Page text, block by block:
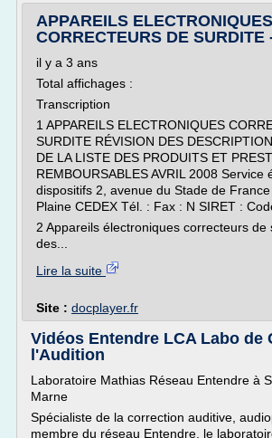
APPAREILS ELECTRONIQUES
CORRECTEURS DE SURDITE
il y a 3 ans
Total affichages :
Transcription
1 APPAREILS ELECTRONIQUES
SURDITE RÉVISION DES
DE LA LISTE DES PRODUITS ET
REMBOURSABLES AVRIL 2008 Service
dispositifs 2, avenue du Stade de
Plaine CEDEX Tél. : Fax : N SIRET :
2 Appareils électroniques correcteurs de
des...
Lire la suite
Site : docplayer.fr
Vidéos Entendre LCA Labo de
l'Audition
Laboratoire Mathias Réseau Entendre à
Marne
Spécialiste de la correction auditive,
membre du réseau Entendre, le